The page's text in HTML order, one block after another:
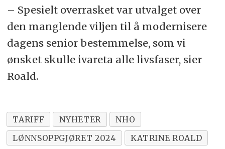
– Spesielt overrasket var utvalget over
den manglende viljen til å modernisere
dagens senior bestemmelse, som vi
ønsket skulle ivareta alle livsfaser, sier
Roald.
TARIFF NYHETER
NHO
LØNNSOPPGJØRET 2024
KATRINE ROALD